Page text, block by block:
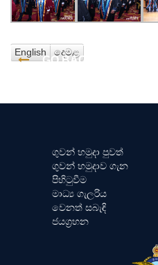
English දෙමළ
GO BACK
ගුවන් හමුදා පුවත්
ගුවන් හමුදාව ගැන
පිහිටුවීම
මාධ්‍ය ගැලරිය
වෙනත් සබැඳි
ජයග්‍රහන